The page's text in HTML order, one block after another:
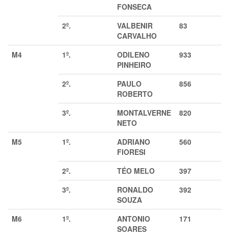
FONSECA
2º.
VALBENIR
CARVALHO
83
M4 1º.
ODILENO
PINHEIRO
933
2º.
PAULO
ROBERTO
856
3º.
MONTALVERNE
NETO
820
M5 1º.
ADRIANO
FIORESI
560
2º. TÉO MELO
397
3º.
RONALDO
SOUZA
392
M6 1º.
ANTONIO
SOARES
171